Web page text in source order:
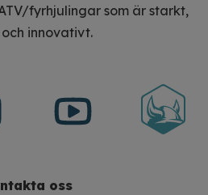
fyrhjulingar som är starkt,
innovativt.
oss